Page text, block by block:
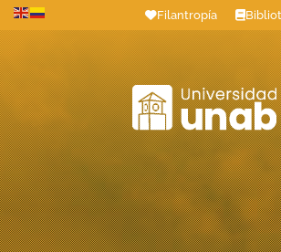
Filantropía
Estudiantes Profesores Colaboradores